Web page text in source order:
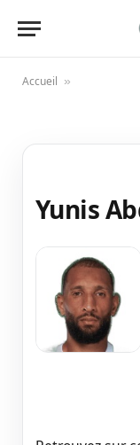
Accueil »
Yunis